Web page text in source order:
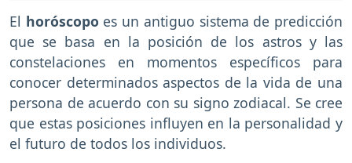
El horóscopo es un antiguo sistema de predicción
que se basa en la posición de los astros y las
constelaciones en momentos específicos para
conocer determinados aspectos de la vida de una
persona de acuerdo con su signo zodiacal. Se cree
que estas posiciones influyen en la personalidad y
el futuro de todos los individuos.